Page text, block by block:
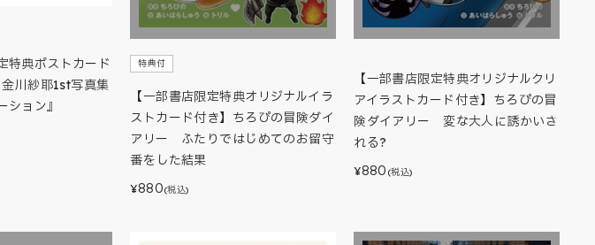
特典ポストカード
川紗耶1st写真集
ション』
特典付
【一部書店限定特典オリジナルイラ
ストカード付き】ちろぴの冒険ダイ
アリー ふたりではじめてのお留守
番をした結果
¥880(税込)
【一部書店限定特典オリジナルクリ
アイラストカード付き】ちろぴの冒
険ダイアリー 変な大人に誘かいさ
れる?
¥880 (税込)